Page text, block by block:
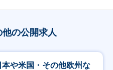
他の公開求人
本や米国・その他欧州な